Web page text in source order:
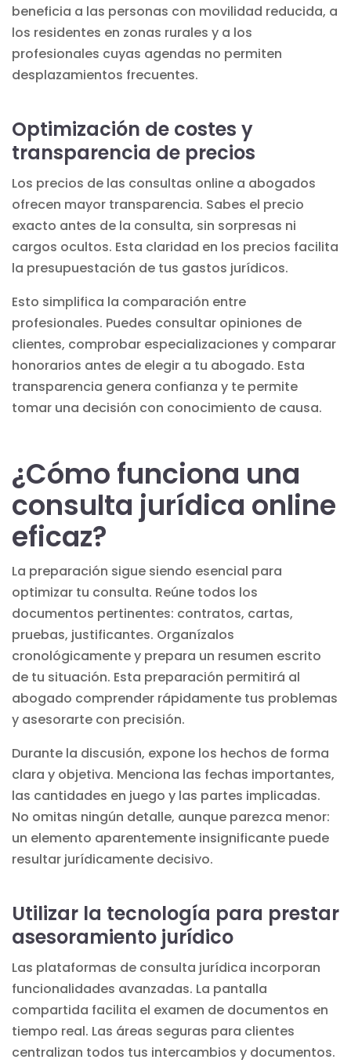
beneficia a las personas con movilidad reducida, a
los residentes en zonas rurales y a los
profesionales cuyas agendas no permiten
desplazamientos frecuentes.
Optimización de costes y
transparencia de precios
Los precios de las consultas online a abogados
ofrecen mayor transparencia. Sabes el precio
exacto antes de la consulta, sin sorpresas ni
cargos ocultos. Esta claridad en los precios facilita
la presupuestación de tus gastos jurídicos.
Esto simplifica la comparación entre
profesionales. Puedes consultar opiniones de
clientes, comprobar especializaciones y comparar
honorarios antes de elegir a tu abogado. Esta
transparencia genera confianza y te permite
tomar una decisión con conocimiento de causa.
¿Cómo funciona una
consulta jurídica online
eficaz?
La preparación sigue siendo esencial para
optimizar tu consulta. Reúne todos los
documentos pertinentes: contratos, cartas,
pruebas, justificantes. Organízalos
cronológicamente y prepara un resumen escrito
de tu situación. Esta preparación permitirá al
abogado comprender rápidamente tus problemas
y asesorarte con precisión.
Durante la discusión, expone los hechos de forma
clara y objetiva. Menciona las fechas importantes,
las cantidades en juego y las partes implicadas.
No omitas ningún detalle, aunque parezca menor:
un elemento aparentemente insignificante puede
resultar jurídicamente decisivo.
Utilizar la tecnología para prestar
asesoramiento jurídico
Las plataformas de consulta jurídica incorporan
funcionalidades avanzadas. La pantalla
compartida facilita el examen de documentos en
tiempo real. Las áreas seguras para clientes
centralizan todos tus intercambios y documentos.